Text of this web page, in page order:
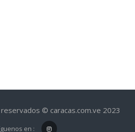
© caracas.com.ve 2023
en :